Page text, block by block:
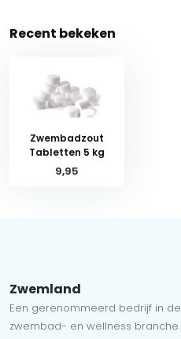
Recent bekeken
Zwembadzout
Tabletten 5 kg
9,95
Zwemland
Een gerenommeerd bedrijf in de
zwembad- en wellness branche.